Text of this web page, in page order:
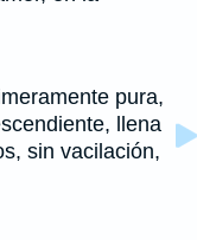
pura,
llena
sin vacilación,